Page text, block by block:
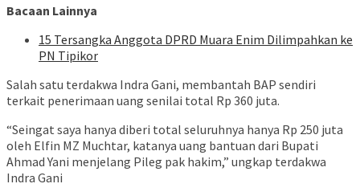
Bacaan Lainnya
15 Tersangka Anggota DPRD Muara Enim Dilimpahkan ke
PN Tipikor
Salah satu terdakwa Indra Gani, membantah BAP sendiri
terkait penerimaan uang senilai total Rp 360 juta.
“Seingat saya hanya diberi total seluruhnya hanya Rp 250 juta
oleh Elfin MZ Muchtar, katanya uang bantuan dari Bupati
Ahmad Yani menjelang Pileg pak hakim,” ungkap terdakwa
Indra Gani